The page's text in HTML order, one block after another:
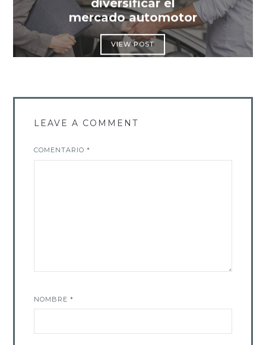
diversificar el
mercado automotor
VIEW POST
LEAVE A COMMENT
COMENTARIO*
NOMBRE*